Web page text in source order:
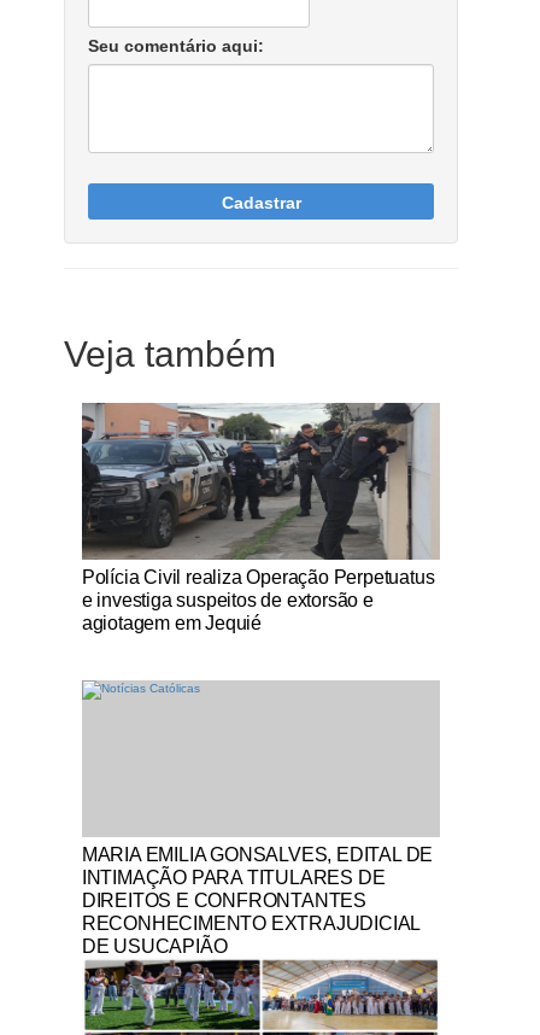
Seu comentário aqui:
Cadastrar
Veja também
Notícias Católicas
Polícia Civil realiza Operação Perpetuatus
e investiga suspeitos de extorsão e
agiotagem em Jequié
Notícias Católicas
MARIA EMILIA GONSALVES, EDITAL DE
INTIMAÇÃO PARA TITULARES DE
DIREITOS E CONFRONTANTES
RECONHECIMENTO EXTRAJUDICIAL
DE USUCAPIÃO